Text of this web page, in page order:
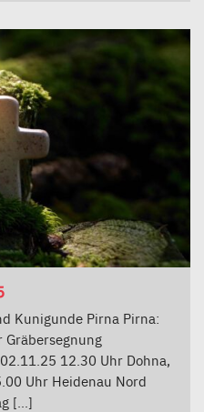
Kunigunde Pirna Pirna:
12.30 Uhr Dohna,
Uhr Heidenau Nord
[…]